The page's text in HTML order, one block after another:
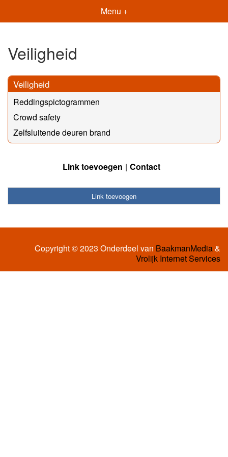
Menu +
Veiligheid
Veiligheid
Reddingspictogrammen
Crowd safety
Zelfsluitende deuren brand
Link toevoegen Contact
Link toevoegen
Copyright © 2023 Onderdeel van BaakmanMedia&
Vrolijk Internet Services